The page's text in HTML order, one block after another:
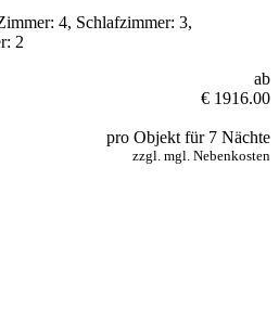
4, Schlafzimmer: 3,
2
ab
€ 1916.00
pro Objekt für 7 Nächte
zzgl. mgl. Nebenkosten